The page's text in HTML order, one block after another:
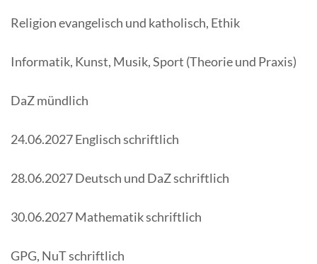
Religion evangelisch und katholisch, Ethik
Informatik, Kunst, Musik, Sport (Theorie und Praxis)
DaZ mündlich
24.06.2027 Englisch schriftlich
28.06.2027 Deutsch und DaZ schriftlich
30.06.2027 Mathematik schriftlich
GPG, NuT schriftlich